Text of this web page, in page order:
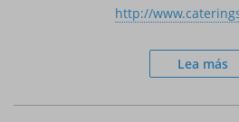
http://
Lea más